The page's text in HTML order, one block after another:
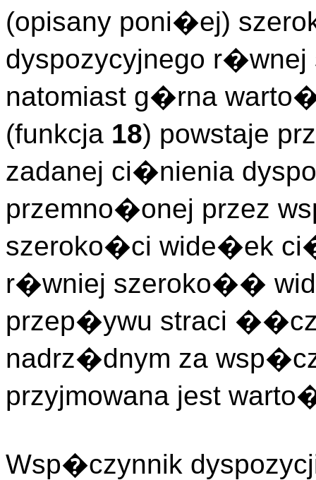
(opisany poni�ej)
dyspozycyjnego
natomiast g�rna
(funkcja 18) powstaje
zadanej ci�nienia
przemno�onej przez
szeroko�ci wide�ek
r�wniej szeroko��
przep�ywu straci
nadrz�dnym za
przyjmowana jest
Wsp�czynnik